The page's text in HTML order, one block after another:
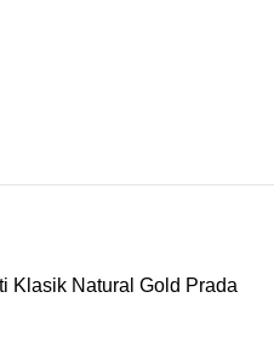
Klasik Natural Gold Prada